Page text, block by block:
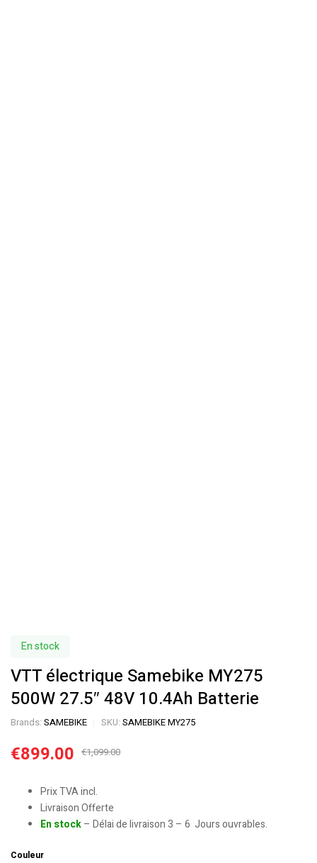
En stock
VTT électrique Samebike MY275
500W 27.5″ 48V 10.4Ah Batterie
Brands: SAMEBIKE SKU: SAMEBIKE MY275
€1,099.00
€899.00
Prix TVA incl.
Livraison Offerte
En stock– Délai de livraison 3 – 6 Jours ouvrables.
Couleur